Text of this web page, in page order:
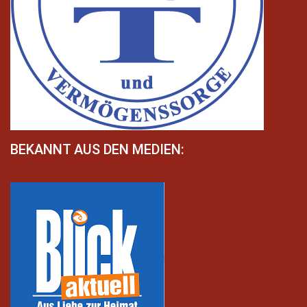
BEKANNT AUS DEN MEDIEN: